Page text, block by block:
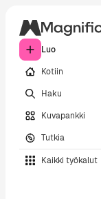
Luo
Kotiin
Haku
Kuvapankki
Tutkia
Kaikki työkalut